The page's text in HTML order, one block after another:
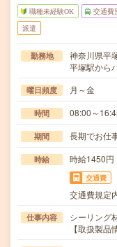
職種未経験OK 交通費
派遣
勤務地
神奈川県平
平塚駅から
曜日頻度 月～金
時間 08:00～
期間 長期でお仕
時給 時給1450円
交通費
交通費規定
仕事内容
シーリング
【取扱製